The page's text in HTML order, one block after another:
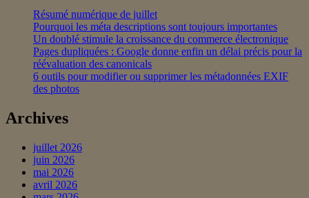
Résumé numérique de juillet
Pourquoi les méta descriptions sont toujours importantes
Un doublé stimule la croissance du commerce électronique
Pages dupliquées : Google donne enfin un délai précis pour la
réévaluation des canonicals
6 outils pour modifier ou supprimer les métadonnées EXIF
des photos
Archives
juillet 2026
juin 2026
mai 2026
avril 2026